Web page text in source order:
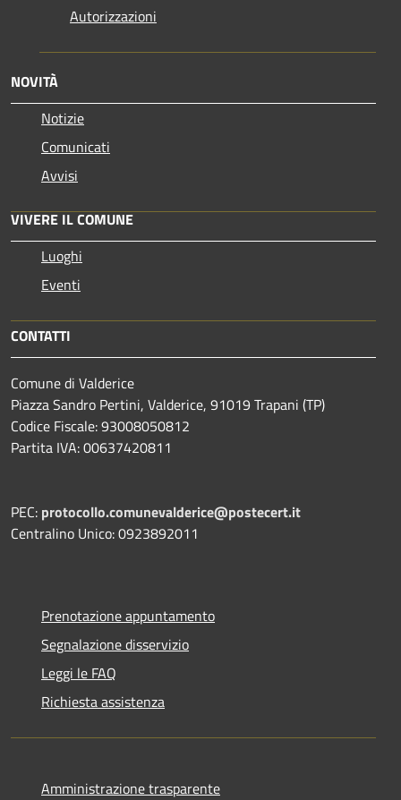
Autorizzazioni
NOVITÀ
Notizie
Comunicati
Avvisi
VIVERE IL COMUNE
Luoghi
Eventi
CONTATTI
Comune di Valderice
Piazza Sandro Pertini, Valderice, 91019 Trapani (TP)
Codice Fiscale: 93008050812
Partita IVA: 00637420811
PEC: protocollo.comunevalderice@postecert.it
Centralino Unico: 0923892011
Prenotazione appuntamento
Segnalazione disservizio
Leggi le FAQ
Richiesta assistenza
Amministrazione trasparente